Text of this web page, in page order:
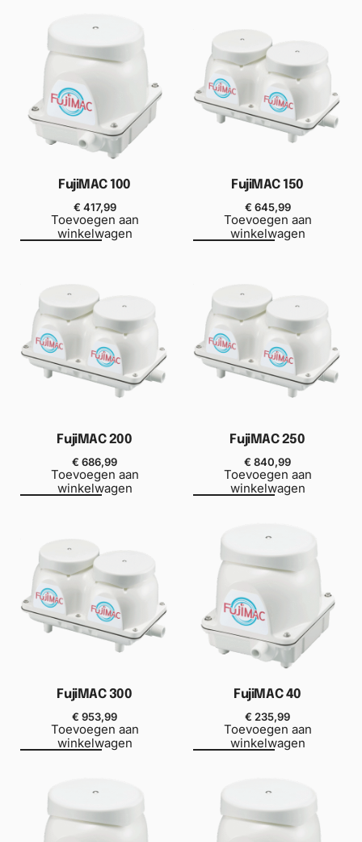
FujiMAC 100
€ 417,99
Toevoegen aan
winkelwagen
FujiMAC 150
€ 645,99
Toevoegen aan
winkelwagen
FujiMAC 200
€ 686,99
Toevoegen aan
winkelwagen
FujiMAC 250
€ 840,99
Toevoegen aan
winkelwagen
FujiMAC 300
€ 953,99
Toevoegen aan
winkelwagen
FujiMAC 40
€ 235,99
Toevoegen aan
winkelwagen